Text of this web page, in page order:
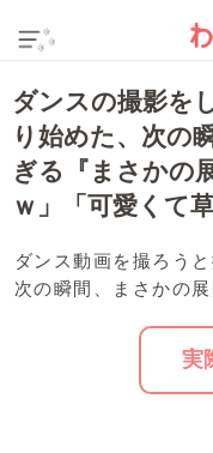
ダンスの撮影を
り始めた、次の
ぎる『まさかの
ｗ」「可愛くて草
ダンス動画を撮ろう
次の瞬間、まさかの展
実